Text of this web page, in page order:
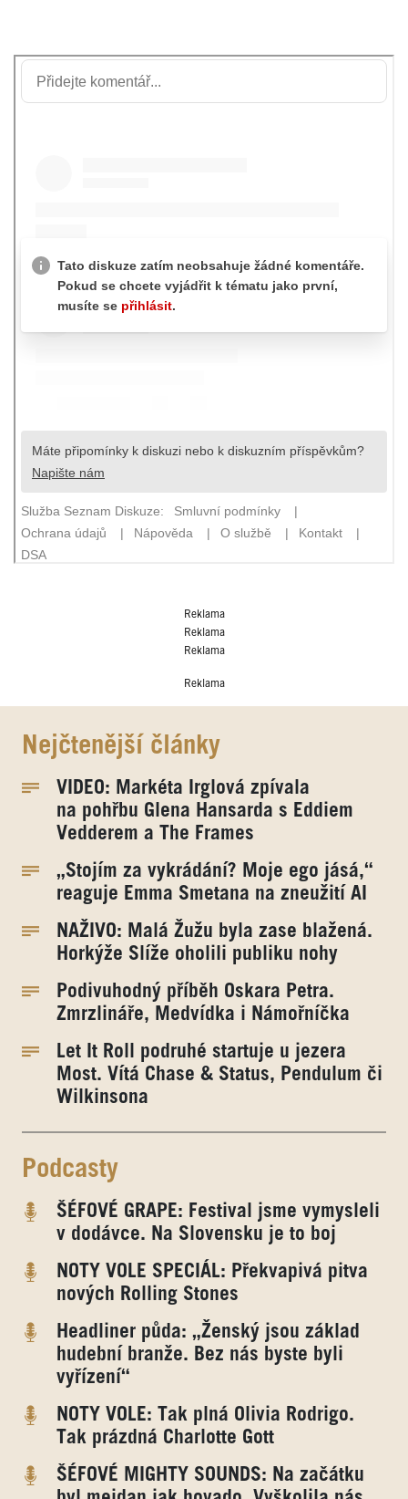
Reklama
Reklama
Reklama
Reklama
Nejčtenější články
VIDEO: Markéta Irglová zpívala
na pohřbu Glena Hansarda s Eddiem
Vedderem a The Frames
„Stojím za vykrádání? Moje ego jásá,“
reaguje Emma Smetana na zneužití AI
NAŽIVO: Malá Žužu byla zase blažená.
Horkýže Slíže oholili publiku nohy
Podivuhodný příběh Oskara Petra.
Zmrzlináře, Medvídka i Námořníčka
Let It Roll podruhé startuje u jezera
Most. Vítá Chase & Status, Pendulum či
Wilkinsona
Podcasty
ŠÉFOVÉ GRAPE: Festival jsme vymysleli
v dodávce. Na Slovensku je to boj
NOTY VOLE SPECIÁL: Překvapivá pitva
nových Rolling Stones
Headliner půda: „Ženský jsou základ
hudební branže. Bez nás byste byli
vyřízení“
NOTY VOLE: Tak plná Olivia Rodrigo.
Tak prázdná Charlotte Gott
ŠÉFOVÉ MIGHTY SOUNDS: Na začátku